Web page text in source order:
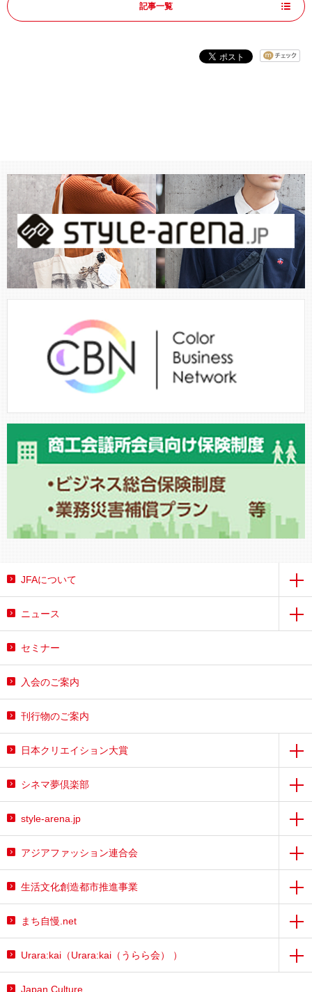
記事一覧
JFAについて
ニュース
セミナー
入会のご案内
刊行物のご案内
日本クリエイション大賞
シネマ夢倶楽部
style-arena.jp
アジアファッション連合会
生活文化創造都市推進事業
まち自慢.net
Urara:kai（Urara:kai（うらら会） ）
Japan Culture